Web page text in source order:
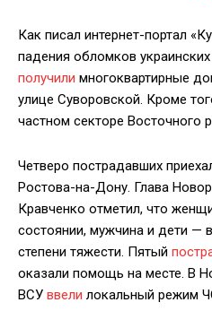
Как писал интернет-портал
падения обломков
получили многоквартирные
улице Суворовской. Кроме
частном секторе Восточного
Четверо пострадавших
Ростова-на-Дону. Глава
Кравченко отметил, что
состоянии, мужчина и дети —
степени тяжести. Пятый
оказали помощь на месте. В
ВСУ ввели локальный режим